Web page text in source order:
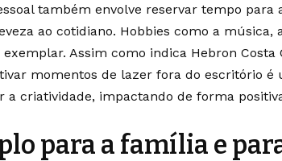
também envolve reservar tempo para
ao cotidiano. Hobbies como a música,
Assim como indica Hebron Costa
momentos de lazer fora do escritório é
a criatividade, impactando de forma
para a família e